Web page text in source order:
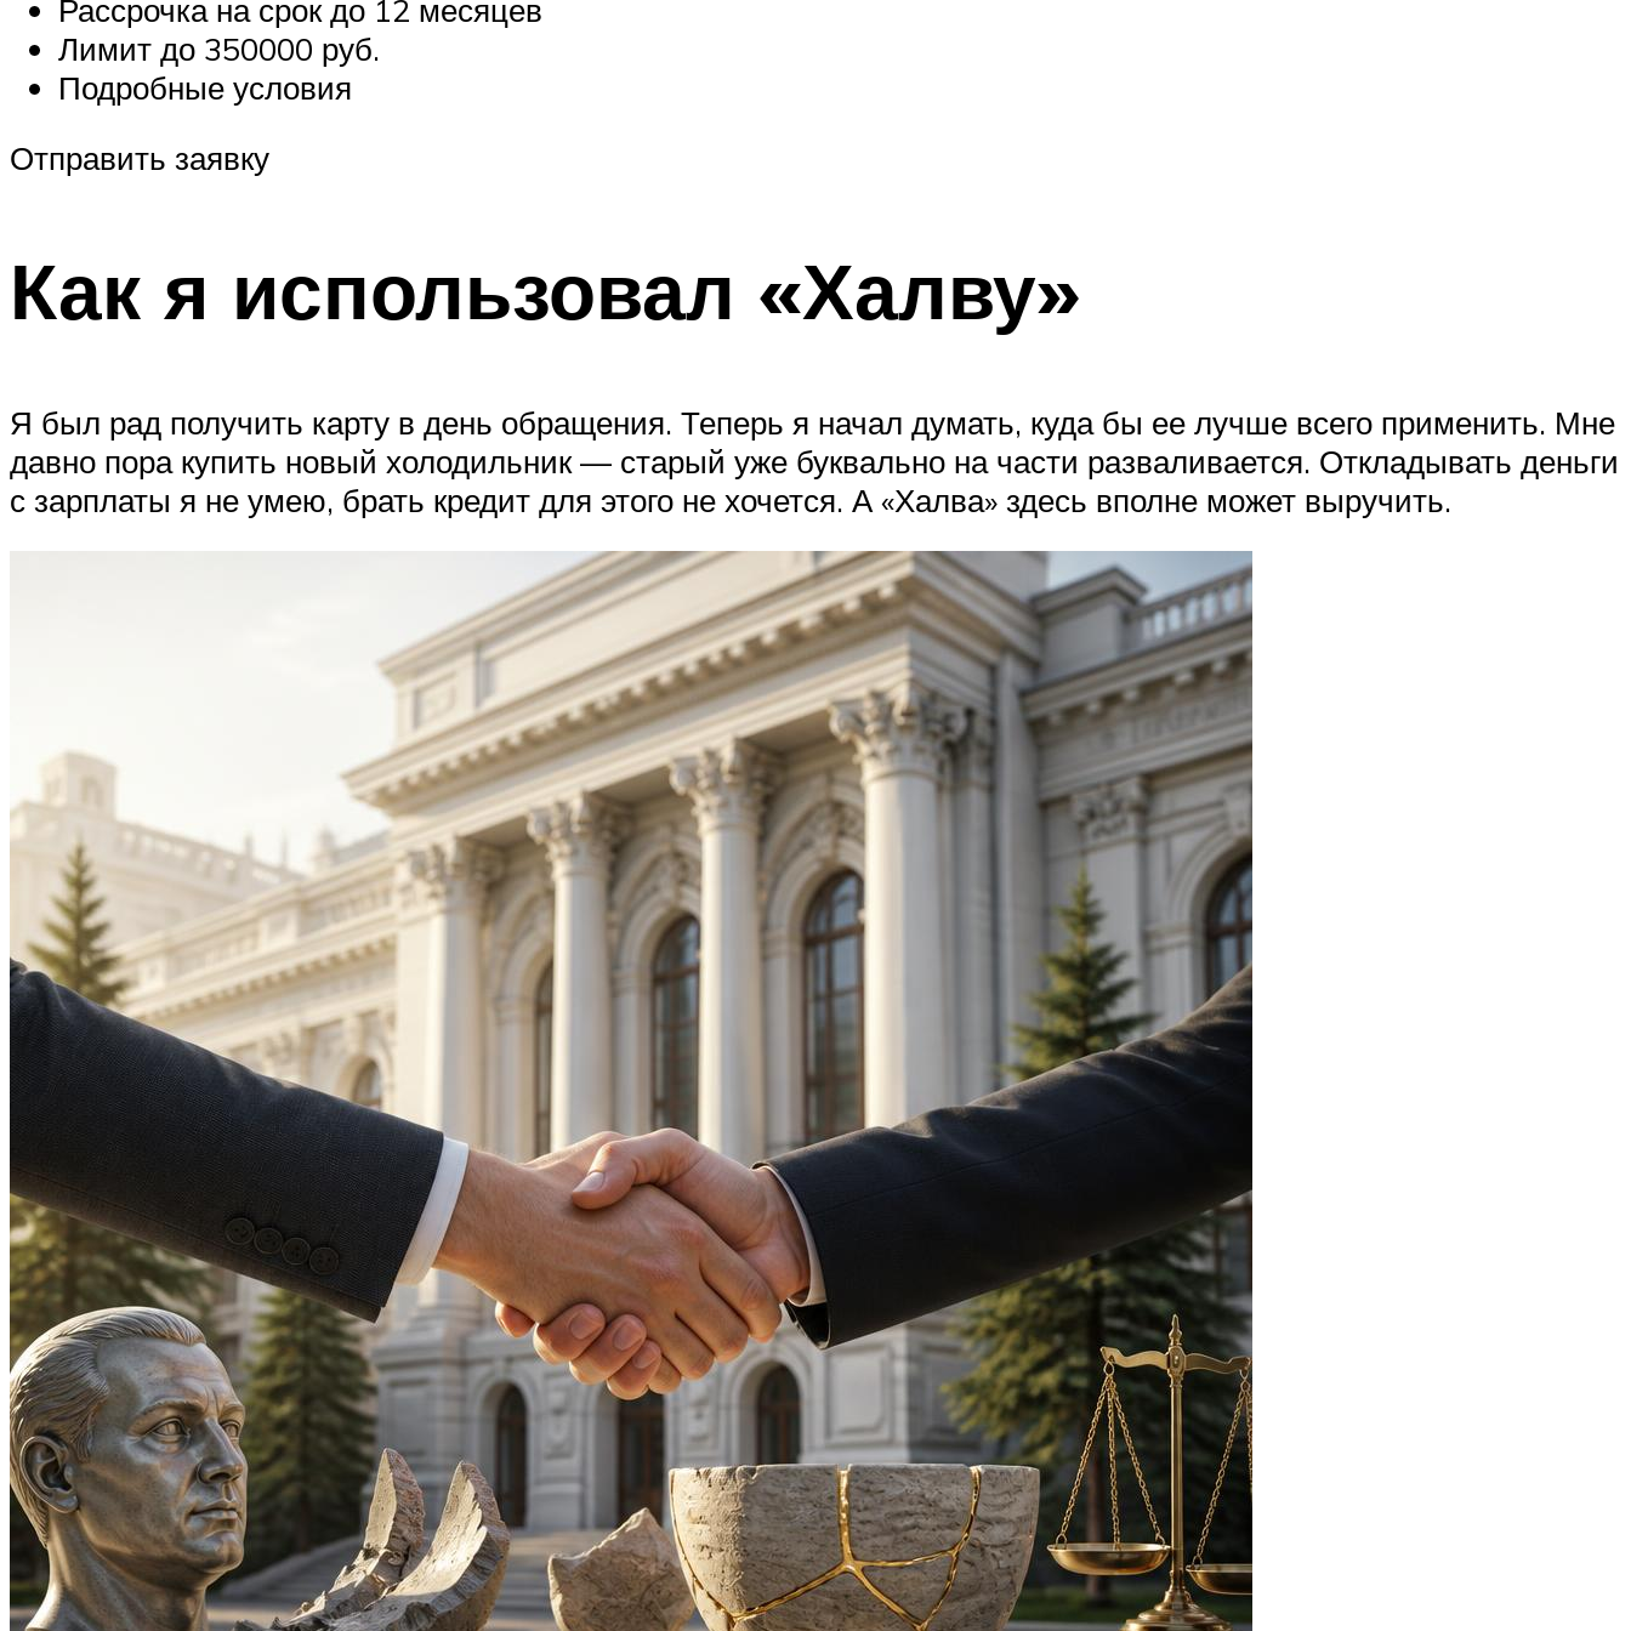
Рассрочка на срок до 12 месяцев
Лимит до 350000 руб.
Подробные условия
Отправить заявку
Как я использовал «Халву»
Я был рад получить карту в день обращения. Теперь я начал думать, куда бы ее лучше всего применить. Мне
давно пора купить новый холодильник — старый уже буквально на части разваливается. Откладывать деньги
с зарплаты я не умею, брать кредит для этого не хочется. А «Халва» здесь вполне может выручить.